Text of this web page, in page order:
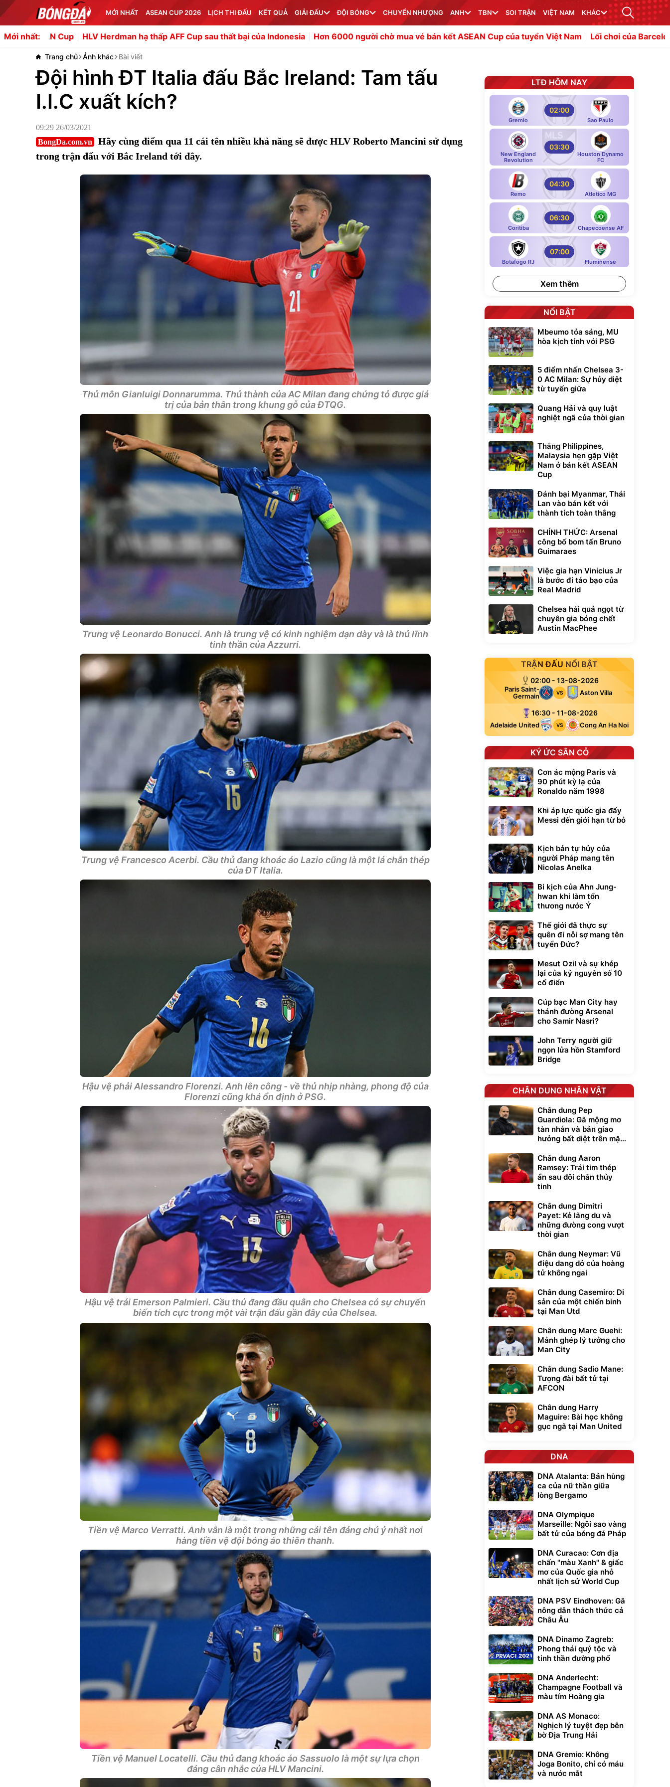
MỚI NHẤT ASEAN CUP 2026 LỊCH THI ĐẤU KẾT QUẢ GIẢI ĐẤU ĐỘI BÓNG CHUYỂN NHƯỢNG ANH TBN SOI TRẬN VIỆT NAM KHÁC
Mới nhất:
HLV Herdman hạ thấp AFF Cup sau thất bại của Indonesia Hơn 6000 người chờ mua vé bán kết ASEAN Cup của tuyển Việt Nam Lối chơi của Barcelona giúp Rodri
Trang chủ Ảnh khác Bài viết
Đội hình ĐT Italia đấu Bắc Ireland: Tam tấu
I.I.C xuất kích?
09:29 26/03/2021
BongDa.com.vn
Hãy cùng điểm qua 11 cái tên nhiều khả năng sẽ được HLV Roberto Mancini sử dụng
trong trận đấu với Bắc Ireland tới đây.
Thủ môn Gianluigi Donnarumma. Thủ thành của AC Milan đang chứng tỏ được giá
trị của bản thân trong khung gỗ của ĐTQG.
Trung vệ Leonardo Bonucci. Anh là trung vệ có kinh nghiệm dạn dày và là thủ lĩnh
tinh thần của Azzurri.
Trung vệ Francesco Acerbi. Cầu thủ đang khoác áo Lazio cũng là một lá chắn thép
của ĐT Italia.
Hậu vệ phải Alessandro Florenzi. Anh lên công - về thủ nhịp nhàng, phong độ của
Florenzi cũng khá ổn định ở PSG.
Hậu vệ trái Emerson Palmieri. Cầu thủ đang đầu quân cho Chelsea có sự chuyển
biến tích cực trong một vài trận đấu gần đây của Chelsea.
Tiền vệ Marco Verratti. Anh vẫn là một trong những cái tên đáng chú ý nhất nơi
hàng tiền vệ đội bóng áo thiên thanh.
Tiền vệ Manuel Locatelli. Cầu thủ đang khoác áo Sassuolo là một sự lựa chọn
đáng cân nhắc của HLV Mancini.
LTĐ HÔM NAY
Gremio
02:00
Sao Paulo
New England
Revolution
03:30
Houston Dynamo
FC
Remo
04:30
Atletico MG
Coritiba
06:30
Chapecoense AF
Botafogo RJ
07:00
Fluminense
Xem thêm
NỔI BẬT
Mbeumo tỏa sáng, MU
hòa kịch tính với PSG
5 điểm nhấn Chelsea 3-
0 AC Milan: Sự hủy diệt
từ tuyến giữa
Quang Hải và quy luật
nghiệt ngã của thời gian
Thắng Philippines,
Malaysia hẹn gặp Việt
Nam ở bán kết ASEAN
Cup
Đánh bại Myanmar, Thái
Lan vào bán kết với
thành tích toàn thắng
CHÍNH THỨC: Arsenal
công bố bom tấn Bruno
Guimaraes
Việc gia hạn Vinicius Jr
là bước đi táo bạo của
Real Madrid
Chelsea hái quả ngọt từ
chuyên gia bóng chết
Austin MacPhee
TRẬN ĐẤU NỔI BẬT
02:00 - 13-08-2026
Paris Saint-
Germain
VS Aston Villa
16:30 - 11-08-2026
Adelaide United VS Cong An Ha Noi
KÝ ỨC SÂN CỎ
Cơn ác mộng Paris và
90 phút kỳ lạ của
Ronaldo năm 1998
Khi áp lực quốc gia đẩy
Messi đến giới hạn từ bỏ
Kịch bản tự hủy của
người Pháp mang tên
Nicolas Anelka
Bi kịch của Ahn Jung-
hwan khi làm tổn
thương nước Ý
Thế giới đã thực sự
quên đi nỗi sợ mang tên
tuyển Đức?
Mesut Ozil và sự khép
lại của kỷ nguyên số 10
cổ điển
Cúp bạc Man City hay
thánh đường Arsenal
cho Samir Nasri?
John Terry người giữ
ngọn lửa hồn Stamford
Bridge
CHÂN DUNG NHÂN VẬT
Chân dung Pep
Guardiola: Gã mộng mơ
tàn nhẫn và bản giao
hưởng bất diệt trên mặt
Chân dung Aaron
Ramsey: Trái tim thép
ẩn sau đôi chân thủy
tinh
Chân dung Dimitri
Payet: Kẻ lãng du và
những đường cong vượt
thời gian
Chân dung Neymar: Vũ
điệu dang dở của hoàng
tử không ngai
Chân dung Casemiro: Di
sản của một chiến binh
tại Man Utd
Chân dung Marc Guehi:
Mảnh ghép lý tưởng cho
Man City
Chân dung Sadio Mane:
Tượng đài bất tử tại
AFCON
Chân dung Harry
Maguire: Bài học không
gục ngã tại Man United
DNA
DNA Atalanta: Bản hùng
ca của nữ thần giữa
lòng Bergamo
DNA Olympique
Marseille: Ngôi sao vàng
bất tử của bóng đá Pháp
DNA Curacao: Cơn địa
chấn "màu Xanh" & giấc
mơ của Quốc gia nhỏ
nhất lịch sử World Cup
DNA PSV Eindhoven: Gã
nông dân thách thức cả
Châu Âu
DNA Dinamo Zagreb:
Phong thái quý tộc và
tinh thần đường phố
DNA Anderlecht:
Champagne Football và
màu tím Hoàng gia
DNA AS Monaco:
Nghịch lý tuyệt đẹp bên
bờ Địa Trung Hải
DNA Gremio: Không
Joga Bonito, chỉ có máu
và nước mắt